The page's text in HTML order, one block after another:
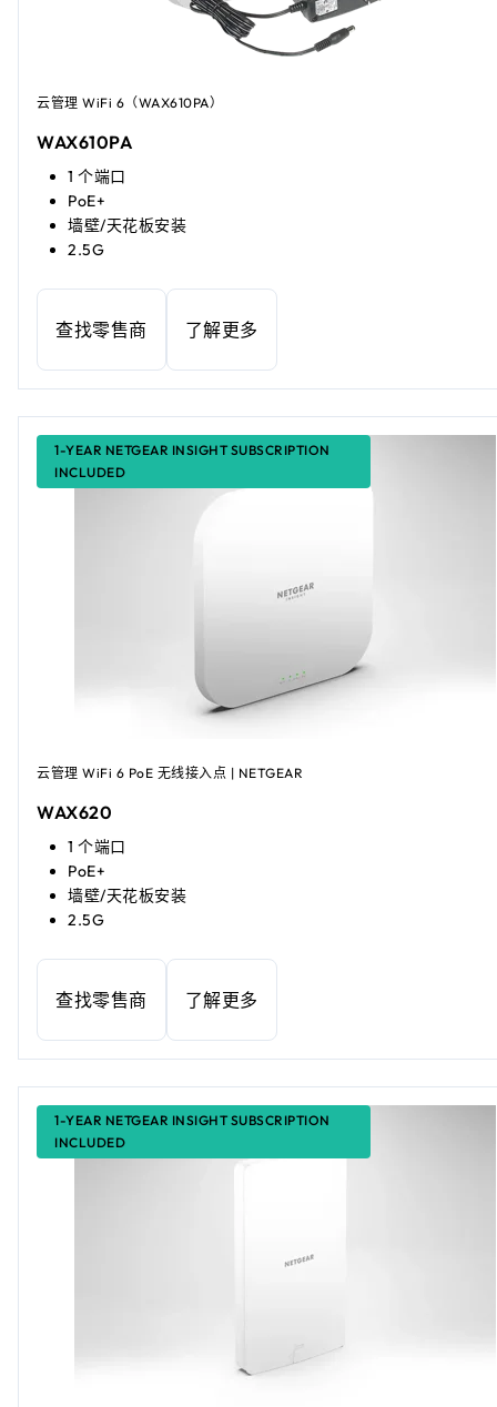
云管理 WiFi 6（WAX610PA）
WAX610PA
1 个端口
PoE+
墙壁/天花板安装
2.5G
查找零售商 了解更多
1-YEAR NETGEAR INSIGHT SUBSCRIPTION
INCLUDED
云管理 WiFi 6 PoE 无线接入点 | NETGEAR
WAX620
1 个端口
PoE+
墙壁/天花板安装
2.5G
查找零售商 了解更多
1-YEAR NETGEAR INSIGHT SUBSCRIPTION
INCLUDED